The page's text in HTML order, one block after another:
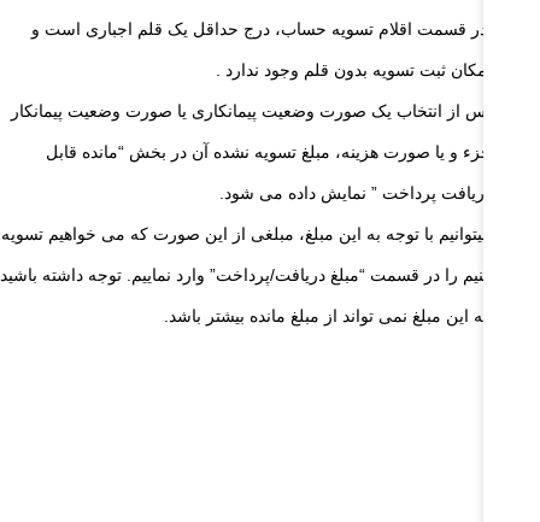
در قسمت اقلام تسویه حساب، درج حداقل یک قلم اجباری است و
امکان ثبت تسویه بدون قلم وجود ندارد .
پس از انتخاب یک صورت وضعیت پیمانکاری یا صورت وضعیت پیمانکار
جزء و یا صورت هزینه، مبلغ تسویه نشده آن در بخش “مانده قابل
دریافت پرداخت ” نمایش داده می شود.
میتوانیم با توجه به این مبلغ، مبلغی از این صورت که می خواهیم تسویه
کنیم را در قسمت “مبلغ دریافت/پرداخت” وارد نماییم. توجه داشته باشید
که این مبلغ نمی تواند از مبلغ مانده بیشتر باشد.